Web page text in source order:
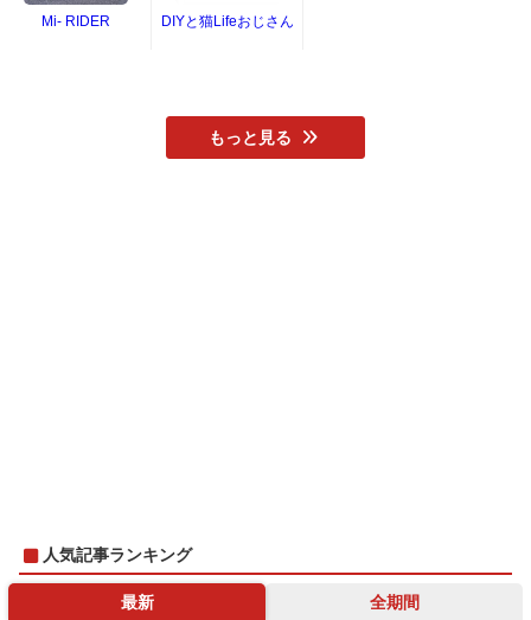
Mi- RIDER DIYと猫Lifeおじさん
もっと見る
人気記事ランキング
最新 全期間